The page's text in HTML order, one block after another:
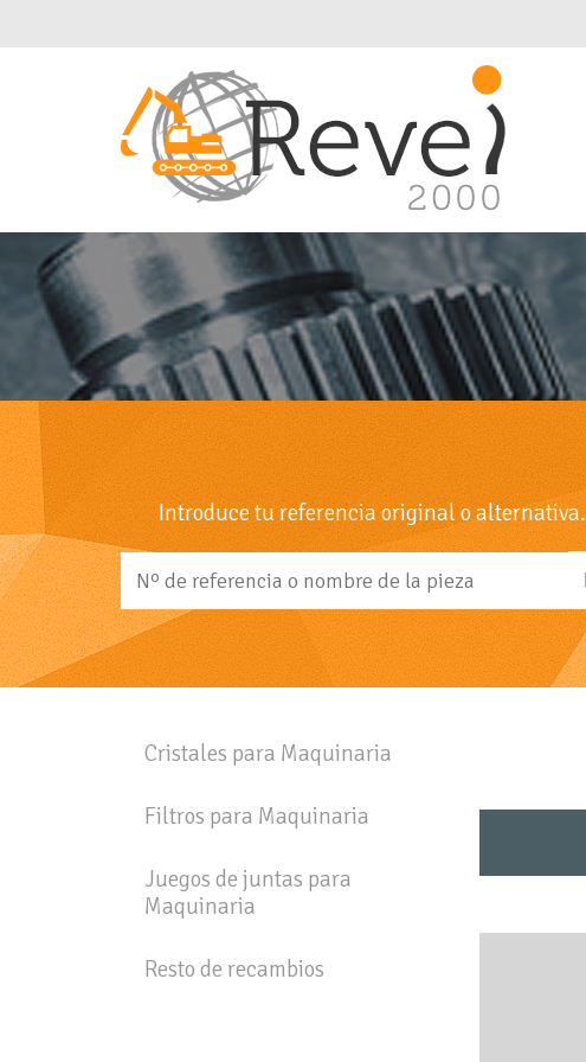
Introduce tu referencia original o alternativa.
Cristales para Maquinaria
Filtros para Maquinaria
Juegos de juntas para
Maquinaria
Resto de recambios